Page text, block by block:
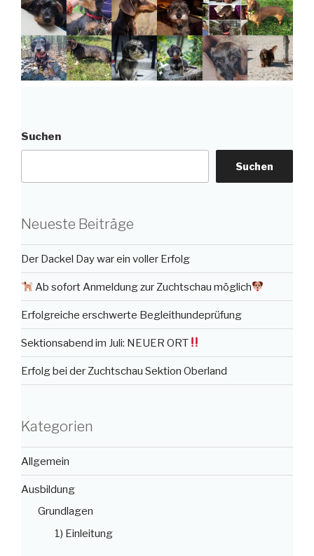
Suchen
Suchen
Neueste Beiträge
Der Dackel Day war ein voller Erfolg
Ab sofort Anmeldung zur Zuchtschau möglich
Erfolgreiche erschwerte Begleithundeprüfung
Sektionsabend im Juli: NEUER ORT
Erfolg bei der Zuchtschau Sektion Oberland
Kategorien
Allgemein
Ausbildung
Grundlagen
1) Einleitung